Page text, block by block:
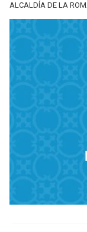
ALCALDÍA DE LA